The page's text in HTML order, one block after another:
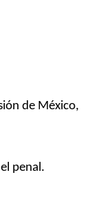
de México,
penal.